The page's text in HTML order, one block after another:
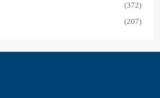
(372)
(207)